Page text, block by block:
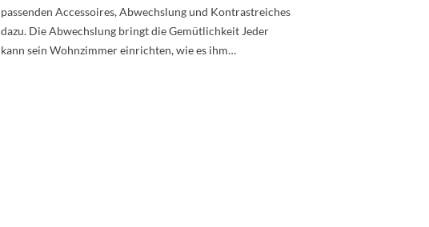
passenden Accessoires, Abwechslung und Kontrastreiches
dazu. Die Abwechslung bringt die Gemütlichkeit Jeder
kann sein Wohnzimmer einrichten, wie es ihm…